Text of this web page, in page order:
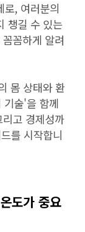
로, 여러분의
챙길 수 있는
꼼하게 알려
몸 상태와 환
기술'을 함께
고 경제성까
를 시작합니
도가 중요